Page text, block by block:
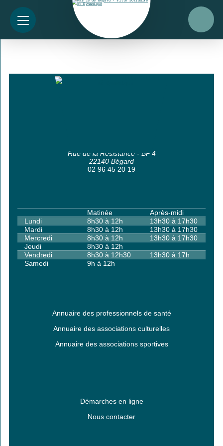
Rue de la Résistance - BP 4
22140 Bégard
02 96 45 20 19
Matinée
Après-midi
Lundi
8h30 à 12h
13h30 à 17h30
Mardi
8h30 à 12h
13h30 à 17h30
Mercredi
8h30 à 12h
13h30 à 17h30
Jeudi
8h30 à 12h
Vendredi
8h30 à 12h30
13h30 à 17h
Samedi
9h à 12h
Annuaire des professionnels de santé
Annuaire des associations culturelles
Annuaire des associations sportives
Démarches en ligne
Nous contacter